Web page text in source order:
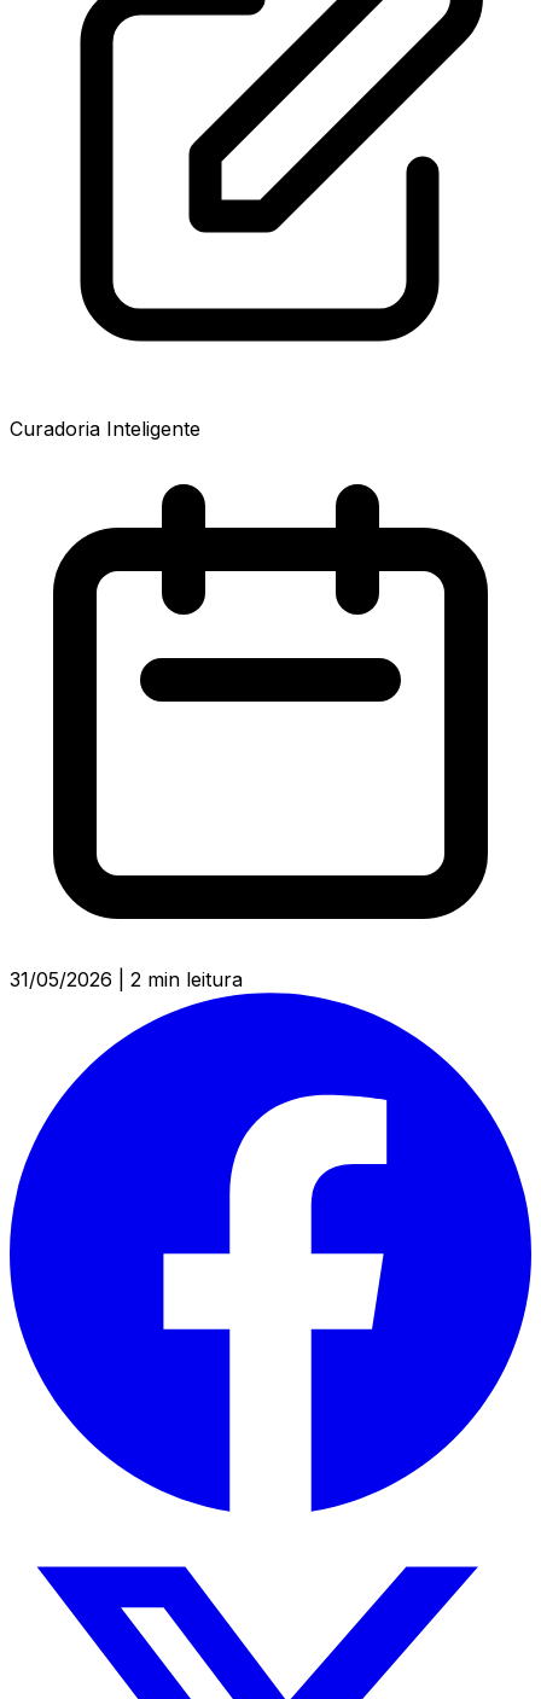
Curadoria Inteligente
31/05/2026 2 min leitura